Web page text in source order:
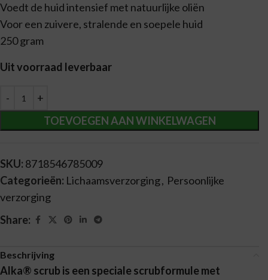
Voedt de huid intensief met natuurlijke oliën
Voor een zuivere, stralende en soepele huid
250 gram
Uit voorraad leverbaar
TOEVOEGEN AAN WINKELWAGEN
Alternative:
SKU: 8718546785009
Categorieën: Lichaamsverzorging, Persoonlijke
verzorging
Share:
Beschrijving
Alka® scrub is een speciale scrubformule met